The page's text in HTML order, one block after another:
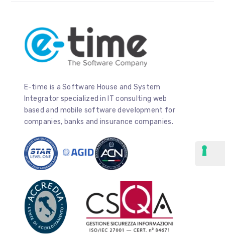
E-time is a Software House and System
Integrator specialized in IT consulting web
based and mobile software development for
companies, banks and insurance companies.